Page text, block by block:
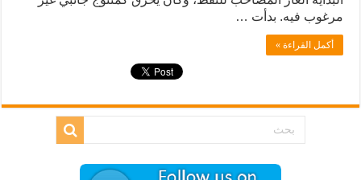
مرغوب فيه. بدأت …
أكمل القراءة »